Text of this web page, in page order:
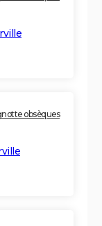
obsèques